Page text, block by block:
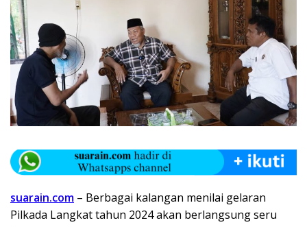
suarain.com – Berbagai kalangan menilai gelaran
Pilkada Langkat tahun 2024 akan berlangsung seru